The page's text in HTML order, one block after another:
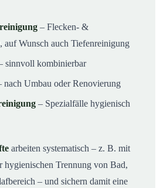
– Flecken- &
auf Wunsch auch Tiefenreinigung
sinnvoll kombinierbar
nach Umbau oder Renovierung
– Spezialfälle hygienisch
arbeiten systematisch – z. B. mit
hygienischen Trennung von Bad,
– und sichern damit eine